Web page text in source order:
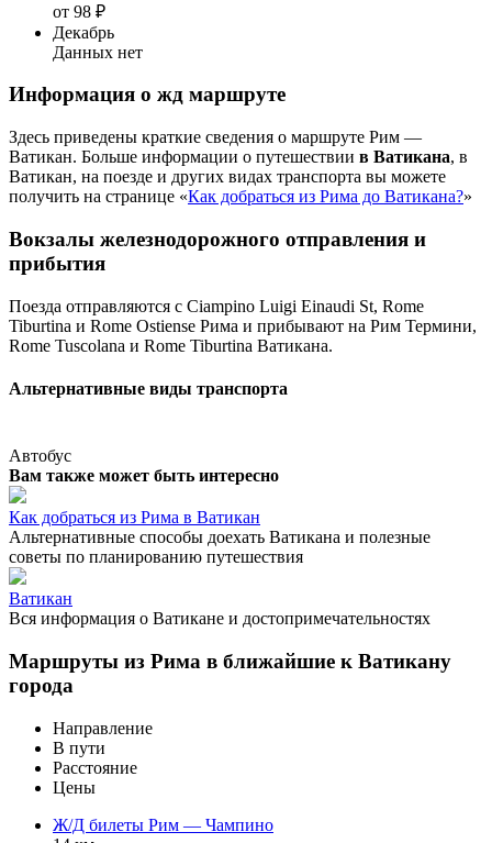
от 98 ₽
Декабрь
Данных нет
Информация о жд маршруте
Здесь приведены краткие сведения о маршруте Рим —
Ватикан. Больше информации о путешествии в Ватикана, в
Ватикан, на поезде и других видах транспорта вы можете
получить на странице «Как добраться из Рима до Ватикана?»
Вокзалы железнодорожного отправления и
прибытия
Поезда отправляются с Ciampino Luigi Einaudi St, Rome
Tiburtina и Rome Ostiense Рима и прибывают на Рим Термини,
Rome Tuscolana и Rome Tiburtina Ватикана.
Альтернативные виды транспорта
Автобус
Вам также может быть интересно
Как добраться из Рима в Ватикан
Альтернативные способы доехать Ватикана и полезные
советы по планированию путешествия
Ватикан
Вся информация о Ватикане и достопримечательностях
Маршруты из Рима в ближайшие к Ватикану
города
Направление
В пути
Расстояние
Цены
Ж/Д билеты Рим — Чампино